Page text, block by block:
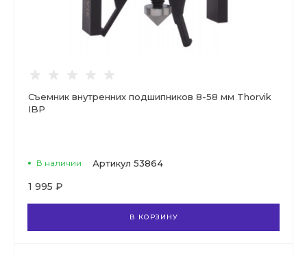
Съемник внутренних подшипников 8-58 мм Thorvik
IBP
В наличии Артикул 53864
1 995 ₽
В КОРЗИНУ